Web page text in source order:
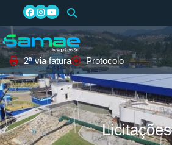
2ª via fatura Protocolo
Licitações